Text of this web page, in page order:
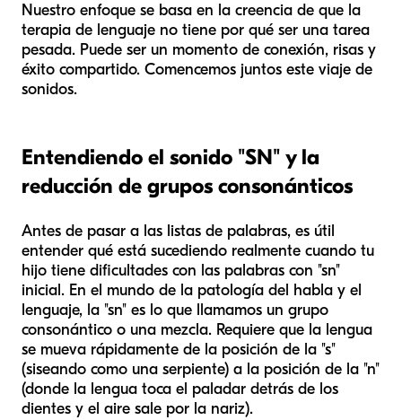
Nuestro enfoque se basa en la creencia de que la
terapia de lenguaje no tiene por qué ser una tarea
pesada. Puede ser un momento de conexión, risas y
éxito compartido. Comencemos juntos este viaje de
sonidos.
Entendiendo el sonido "SN" y la
reducción de grupos consonánticos
Antes de pasar a las listas de palabras, es útil
entender qué está sucediendo realmente cuando tu
hijo tiene dificultades con las palabras con "sn"
inicial. En el mundo de la patología del habla y el
lenguaje, la "sn" es lo que llamamos un grupo
consonántico o una mezcla. Requiere que la lengua
se mueva rápidamente de la posición de la "s"
(siseando como una serpiente) a la posición de la "n"
(donde la lengua toca el paladar detrás de los
dientes y el aire sale por la nariz).